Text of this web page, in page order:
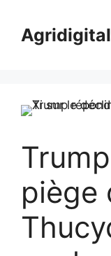
content
piège